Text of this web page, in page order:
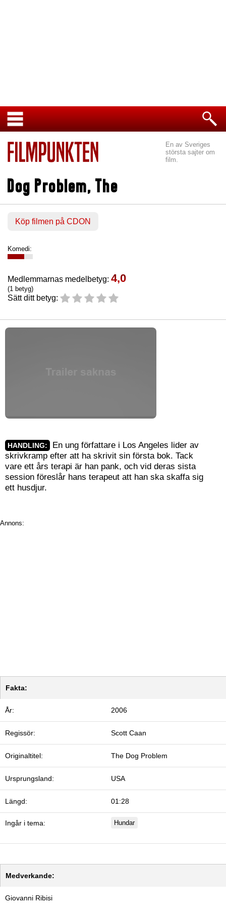
En av Sveriges
största sajter om
film.
Dog Problem, The
Köp filmen på CDON
Komedi:
Medlemmarnas medelbetyg: 4,0
(1 betyg)
Sätt ditt betyg:
HANDLING:
En ung författare i Los Angeles lider av
skrivkramp efter att ha skrivit sin första bok. Tack
vare ett års terapi är han pank, och vid deras sista
session föreslår hans terapeut att han ska skaffa sig
ett husdjur.
Annons:
Fakta:
År: 2006
Regissör: Scott Caan
Originaltitel: The Dog Problem
Ursprungsland: USA
Längd: 01:28
Ingår i tema: Hundar
Medverkande:
Giovanni Ribisi